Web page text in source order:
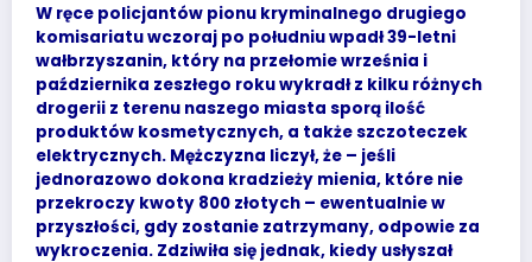
W ręce policjantów pionu kryminalnego drugiego
komisariatu wczoraj po południu wpadł 39-letni
wałbrzyszanin, który na przełomie września i
października zeszłego roku wykradł z kilku różnych
drogerii z terenu naszego miasta sporą ilość
produktów kosmetycznych, a także szczoteczek
elektrycznych. Mężczyzna liczył, że – jeśli
jednorazowo dokona kradzieży mienia, które nie
przekroczy kwoty 800 złotych – ewentualnie w
przyszłości, gdy zostanie zatrzymany, odpowie za
wykroczenia. Zdziwiła się jednak, kiedy usłyszał